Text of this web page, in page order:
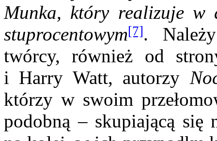
Munka, który realizuje w
stuprocentowym[7].
twórcy, również od
i Harry Watt, autorzy
którzy w swoim
podobną – skupiającą się